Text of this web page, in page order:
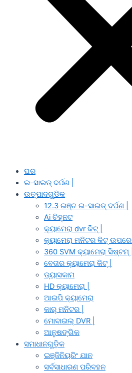
ଘର
ଇ-ସାଇଡ୍ ଦର୍ପଣ |
ଉତ୍ପାଦଗୁଡିକ
12.3 ଇଞ୍ଚ ଇ-ସାଇଡ୍ ଦର୍ପଣ |
Ai ଚିହ୍ନଟ
କ୍ୟାମେରା dvr କିଟ୍ |
କ୍ୟାମେରା ମନିଟର କିଟ୍ ଉପରେ |
360 SVM କ୍ୟାମେରା ସିଷ୍ଟମ୍ |
ବେତାର କ୍ୟାମେରା କିଟ୍ |
ଡ୍ୟାସକାମ
HD କ୍ୟାମେରା |
ଆଇପି କ୍ୟାମେରା
କାର୍ ମନିଟର |
ମୋବାଇଲ୍ DVR |
ଆନୁଷଙ୍ଗିକ
ସମାଧାନଗୁଡ଼ିକ
ଇଞ୍ଜିନିୟରିଂ ଯାନ
ସର୍ବସାଧାରଣ ପରିବହନ